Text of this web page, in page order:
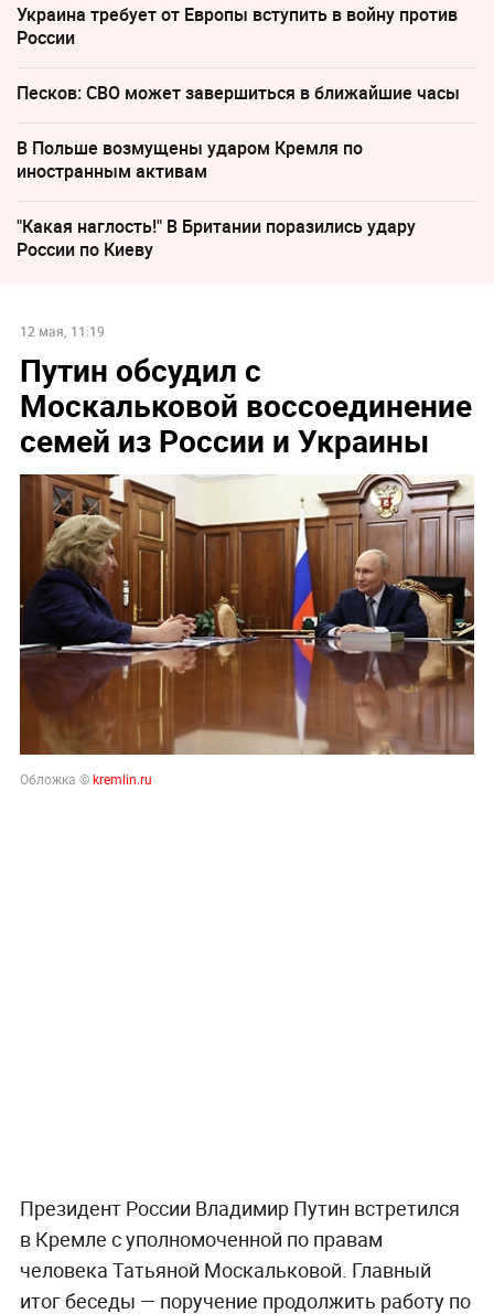
Украина требует от Европы вступить в войну против
России
Песков: СВО может завершиться в ближайшие часы
В Польше возмущены ударом Кремля по
иностранным активам
"Какая наглость!" В Британии поразились удару
России по Киеву
12 мая, 11:19
Путин обсудил с
Москальковой воссоединение
семей из России и Украины
Обложка ©kremlin.ru
Президент России Владимир Путин встретился
в Кремле с уполномоченной по правам
человека Татьяной Москальковой. Главный
итог беседы — поручение продолжить работу по